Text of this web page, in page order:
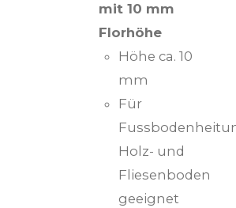
mit 10 mm
Florhöhe
Höhe ca. 10
mm
Für
Holz- und
Fliesenboden
geeignet